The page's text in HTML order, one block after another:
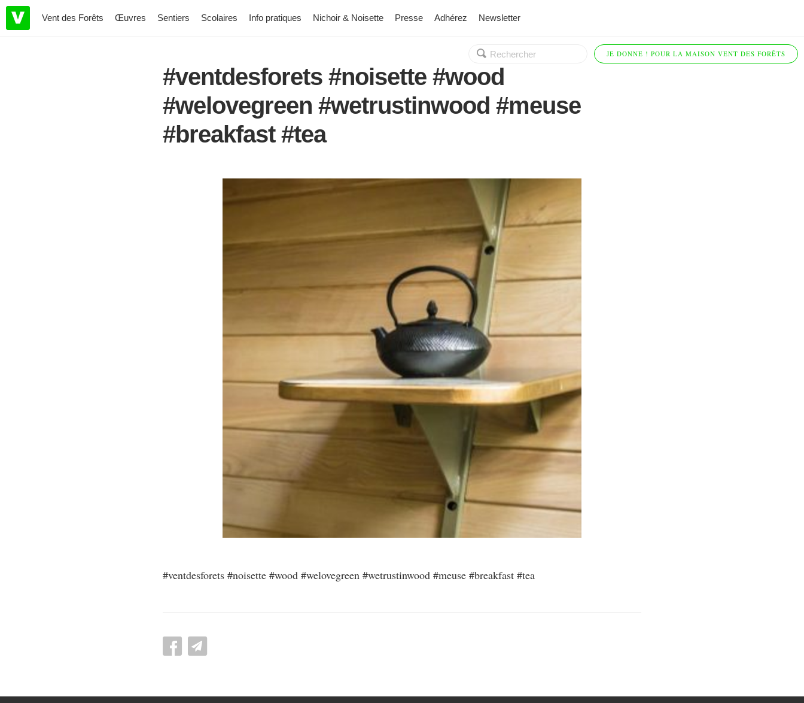
Vent des Forêts Œuvres Sentiers Scolaires Info pratiques Nichoir & Noisette Presse Adhérez Newsletter
Rechercher :
OK
JE DONNE ! POUR LA MAISON VENT DES FORÊTS
#ventdesforets #noisette #wood
#welovegreen #wetrustinwood #meuse
#breakfast #tea
#ventdesforets #noisette #wood #welovegreen #wetrustinwood #meuse #breakfast #tea